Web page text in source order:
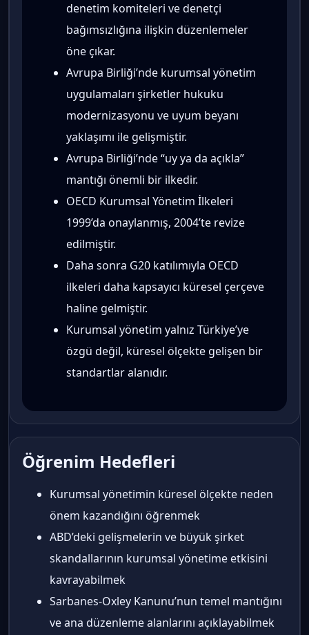
denetim komiteleri ve denetçi
bağımsızlığına ilişkin düzenlemeler
öne çıkar.
Avrupa Birliği’nde kurumsal yönetim
uygulamaları şirketler hukuku
modernizasyonu ve uyum beyanı
yaklaşımı ile gelişmiştir.
Avrupa Birliği’nde “uy ya da açıkla”
mantığı önemli bir ilkedir.
OECD Kurumsal Yönetim İlkeleri
1999’da onaylanmış, 2004’te revize
edilmiştir.
Daha sonra G20 katılımıyla OECD
ilkeleri daha kapsayıcı küresel çerçeve
haline gelmiştir.
Kurumsal yönetim yalnız Türkiye’ye
özgü değil, küresel ölçekte gelişen bir
standartlar alanıdır.
Öğrenim Hedefleri
Kurumsal yönetimin küresel ölçekte neden
önem kazandığını öğrenmek
ABD’deki gelişmelerin ve büyük şirket
skandallarının kurumsal yönetime etkisini
kavrayabilmek
Sarbanes-Oxley Kanunu’nun temel mantığını
ve ana düzenleme alanlarını açıklayabilmek